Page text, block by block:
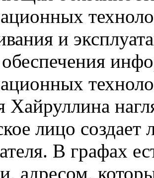
и
Хайруллина
лицо создает
В графах
адресом,